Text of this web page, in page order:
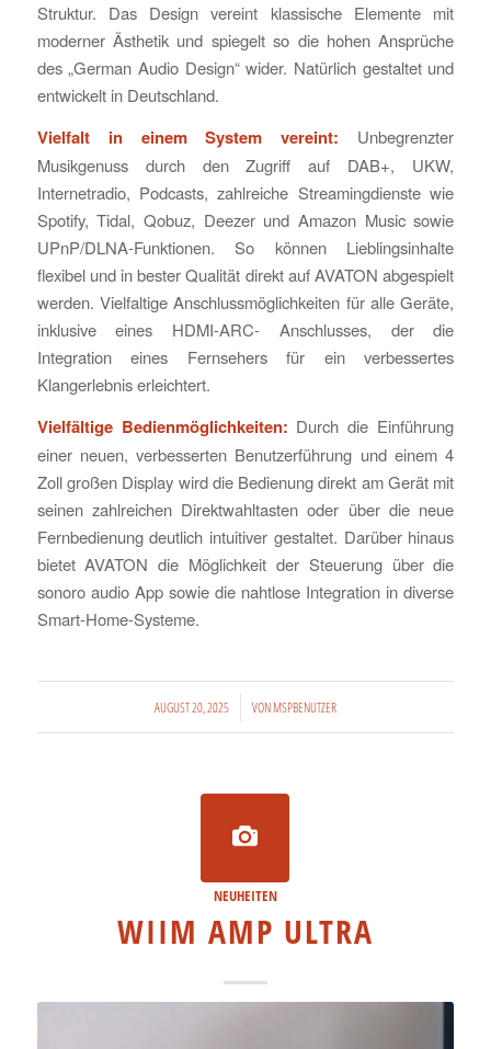
Struktur. Das Design vereint klassische Elemente mit
moderner Ästhetik und spiegelt so die hohen Ansprüche
des „German Audio Design“ wider. Natürlich gestaltet und
entwickelt in Deutschland.
Vielfalt in einem System vereint: Unbegrenzter
Musikgenuss durch den Zugriff auf DAB+, UKW,
Internetradio, Podcasts, zahlreiche Streamingdienste wie
Spotify, Tidal, Qobuz, Deezer und Amazon Music sowie
UPnP/DLNA-Funktionen. So können Lieblingsinhalte
flexibel und in bester Qualität direkt auf AVATON abgespielt
werden. Vielfaltige Anschlussmöglichkeiten für alle Geräte,
inklusive eines HDMI-ARC- Anschlusses, der die
Integration eines Fernsehers für ein verbessertes
Klangerlebnis erleichtert.
Vielfältige Bedienmöglichkeiten: Durch die Einführung
einer neuen, verbesserten Benutzerführung und einem 4
Zoll großen Display wird die Bedienung direkt am Gerät mit
seinen zahlreichen Direktwahltasten oder über die neue
Fernbedienung deutlich intuitiver gestaltet. Darüber hinaus
bietet AVATON die Möglichkeit der Steuerung über die
sonoro audio App sowie die nahtlose Integration in diverse
Smart-Home-Systeme.
AUGUST 20, 2025
/ VONMSPBENUTZER
NEUHEITEN
WIIM AMP ULTRA